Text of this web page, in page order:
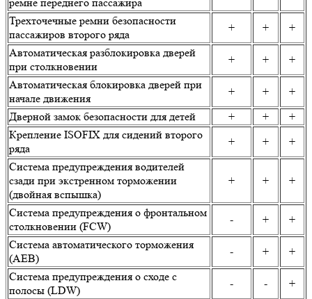
Трехточечные ремни безопасности
пассажиров второго ряда
+ +
+
Автоматическая разблокировка дверей
при столкновении
+ +
+
Автоматическая блокировка дверей при
начале движения
+ +
+
Дверной замок безопасности для детей
+ +
+
Крепление ISOFIX для сидений второго
ряда
+ +
+
Система предупреждения водителей
сзади при экстренном торможении
(двойная вспышка)
+ + +
Система предупреждения о фронтальном
столкновении (FCW)
- +
+
Система автоматического торможения
(AEB)
- +
+
Система предупреждения о сходе с
полосы (LDW)
- -
+